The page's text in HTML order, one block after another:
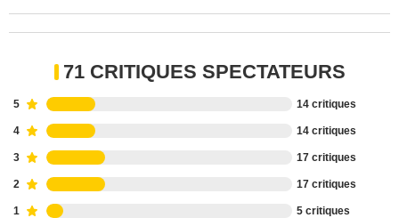
71 CRITIQUES SPECTATEURS
5 14 critiques
4 14 critiques
3 17 critiques
2 17 critiques
1 5 critiques